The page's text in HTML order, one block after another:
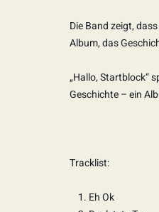
Die Band zeigt,
Album, das
„Hallo, Startblock“
Geschichte – ein
Tracklist:
1. Eh Ok